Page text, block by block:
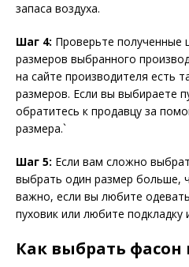
запаса воздуха.
Шаг 4: Проверьте полученные
размеров выбранного
на сайте производителя есть
размеров. Если вы выбираете
обратитесь к продавцу за
размера.`
Шаг 5: Если вам сложно
выбрать один размер больше,
важно, если вы любите
пуховик или любите подкладку
Как выбрать фасон